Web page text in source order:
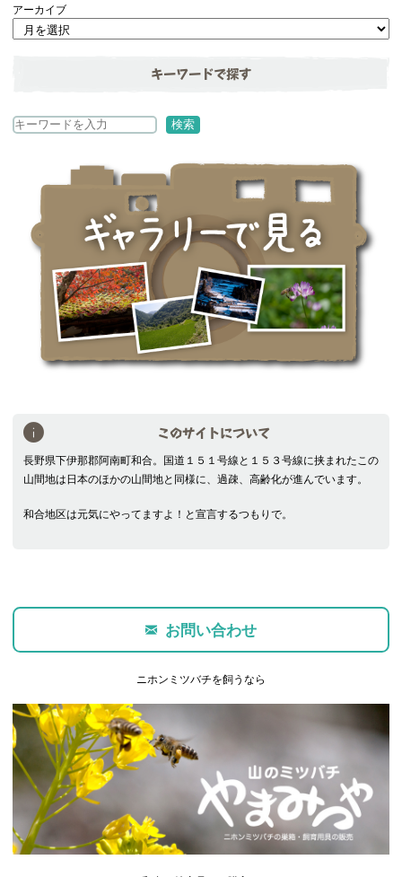
アーカイブ
キーワードで探す
検
検索
このサイトについて
長野県下伊那郡阿南町和合。国道１５１号線と１５３号線に挟まれたこの
山間地は日本のほかの山間地と同様に、過疎、高齢化が進んでいます。
和合地区は元気にやってますよ！と宣言するつもりで。
お問い合わせ
ニホンミツバチを飼うなら